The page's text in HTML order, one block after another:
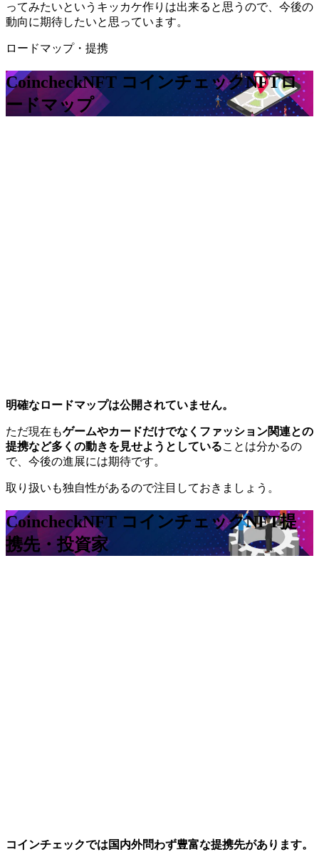
ってみたいというキッカケ作りは出来ると思うので、今後の
動向に期待したいと思っています。
ロードマップ・提携
CoincheckNFT コインチェックNFTロ
ードマップ
明確なロードマップは公開されていません。
ただ現在もゲームやカードだけでなくファッション関連との
提携など多くの動きを見せようとしていることは分かるの
で、今後の進展には期待です。
取り扱いも独自性があるので注目しておきましょう。
CoincheckNFT コインチェックNFT提
携先・投資家
コインチェックでは国内外問わず豊富な提携先があります。